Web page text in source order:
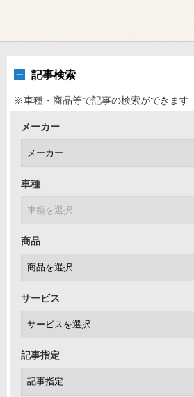
記事検索
※車種・商品等で記事の検索ができます
メーカー
車種
商品
サービス
記事指定